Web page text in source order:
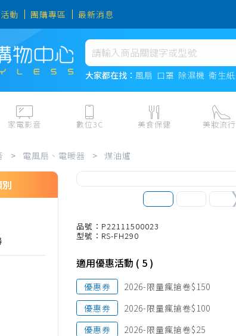
動 團購專區 最新消息
大家都在找： 風扇 口罩 除濕機 衛生紙
熱門搜尋
風扇
口罩
衛生紙
Iphone 17
家電影音
、冷凍櫃
、除濕機
機
數位3C
筆電、桌機
美食保健
紙本票券
水、飲料、沖泡
民生食材、烹飪調味
熟食、小吃、滷味
零食、果乾、肉乾
蛋糕甜點、冰品
生鮮、蔬果 (免稅)
生鮮、蔬果 (應稅)
美妝流行
> 電風扇、電暖器 > 煤油爐
品號：P22111500023
型號：RS-FH290
適用優惠活動 ( 5 )
優惠券
2026-限量瘋搶卷$150
優惠券
2026-限量瘋搶卷$100
優惠券
2026-限量瘋搶卷$25